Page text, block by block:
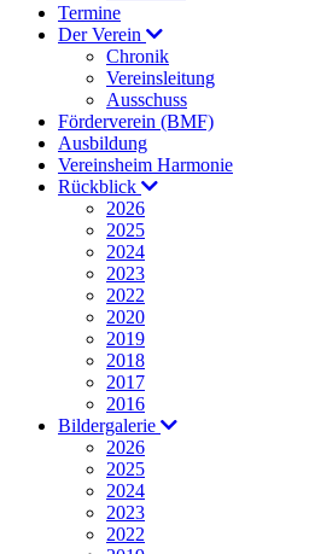
Termine
Der Verein
Chronik
Vereinsleitung
Ausschuss
Förderverein (BMF)
Ausbildung
Vereinsheim Harmonie
Rückblick
2026
2025
2024
2023
2022
2020
2019
2018
2017
2016
Bildergalerie
2026
2025
2024
2023
2022